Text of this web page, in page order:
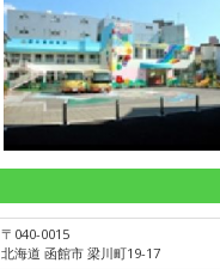
〒040-0015
北海道 函館市 梁川町19-17